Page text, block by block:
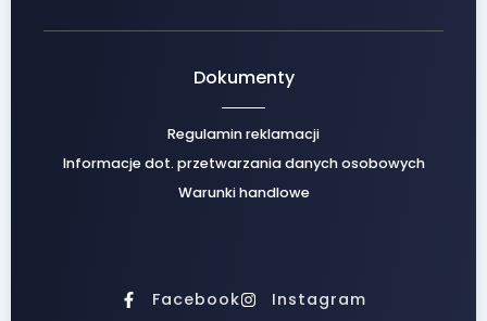
Dokumenty
Regulamin reklamacji
Informacje dot. przetwarzania danych osobowych
Warunki handlowe
Facebook Instagram